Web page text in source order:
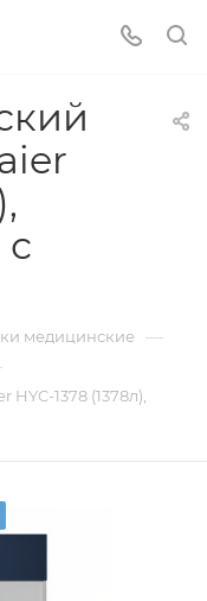
медицинские —
1378 (1378л),